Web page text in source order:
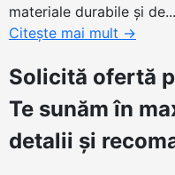
materiale durabile și de...
Citește mai mult →
Solicită ofertă
Te sunăm în
detalii și